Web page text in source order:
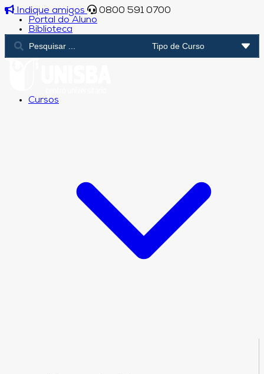
Indique amigos
0800 591 0700
Portal do Aluno
Biblioteca
Cursos